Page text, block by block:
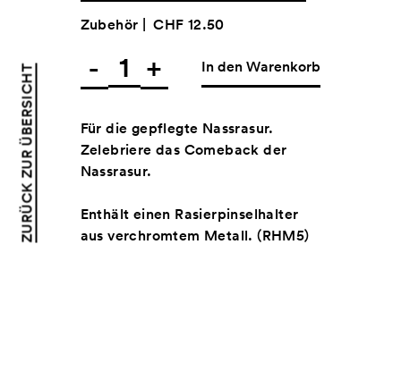
Zubehör | CHF 12.50
- + In den Warenkorb
Für die gepflegte Nassrasur.
Zelebriere das Comeback der
Nassrasur.
Enthält einen Rasierpinselhalter
aus verchromtem Metall. (RHM5)
ZURÜCK ZUR ÜBERSICHT